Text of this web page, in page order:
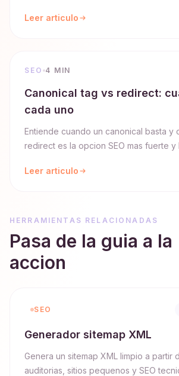
Leer articulo
SEO 4 MIN
Canonical tag vs redirect:
cada uno
Entiende cuando un canonical basta y
redirect es la opcion SEO mas fuerte y
Leer articulo
HERRAMIENTAS RELACIONADAS
Pasa de la guia a la
accion
SEO
Generador sitemap XML
Genera un sitemap XML limpio a partir
auditorias, sitios pequenos y SEO